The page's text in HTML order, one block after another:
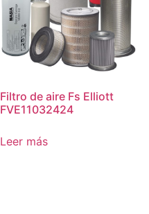
Filtro de aire Fs Elliott
FVE11032424
Leer más